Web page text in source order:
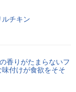
チキン
香りがたまらないフ
付けが食欲をそそ